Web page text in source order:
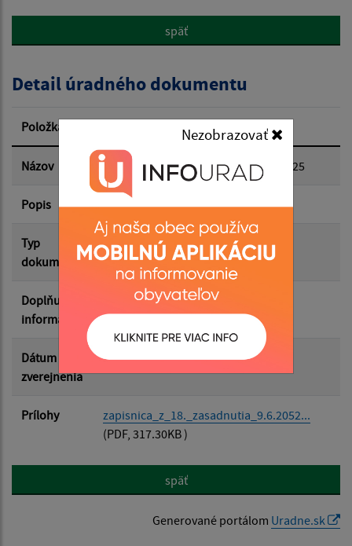
Nezobrazovať
Popis:
Dátum zverejnenia od:
Dátum zverejnenia do:
Filtrovať Reset
späť
Detail úradného dokumentu
Položka
Názov Zápisnica z 18. zasadnutia OZ 9.6.2025
Popis Zápisnica
Typ
dokumentu
Zasadnutia OZ
Doplňujúce
informácie
Dátum
zverejnenia
29.01.2026
Prílohy
zapisnica_z_18._zasadnutia_9.6.2052...
(PDF, 317.30KB )
späť
Generované portálom Uradne.sk